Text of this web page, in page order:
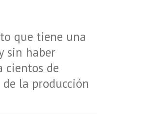
que tiene una
sin haber
cientos de
la producción